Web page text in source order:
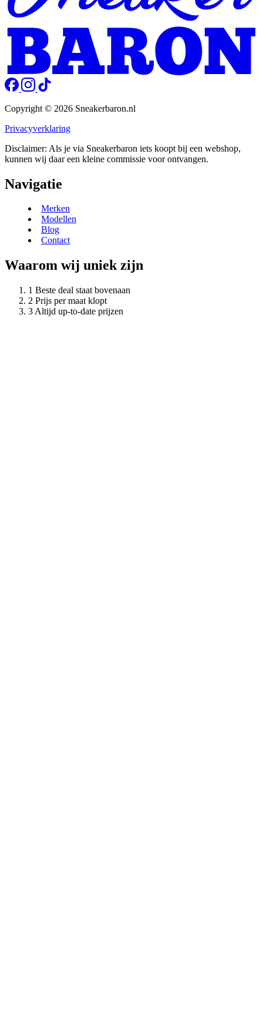
Copyright © 2026 Sneakerbaron.nl
Privacyverklaring
Disclaimer: Als je via Sneakerbaron iets koopt bij een webshop,
kunnen wij daar een kleine commissie voor ontvangen.
Navigatie
Merken
Modellen
Blog
Contact
Waarom wij uniek zijn
Beste deal staat bovenaan
Prijs per maat klopt
Altijd up-to-date prijzen